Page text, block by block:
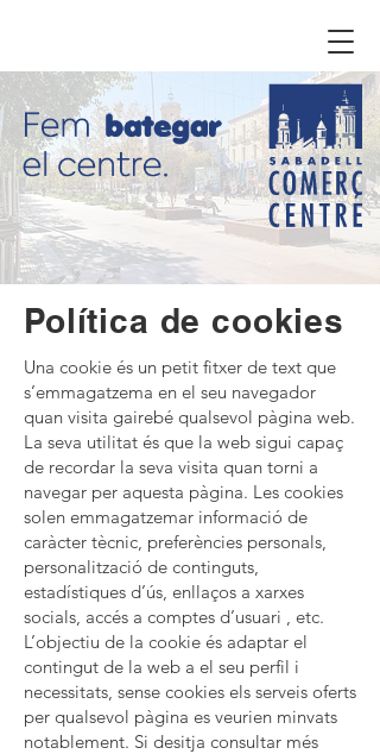
Política de cookies
Una cookie és un petit fitxer de text que
s’emmagatzema en el seu navegador
quan visita gairebé qualsevol pàgina web.
La seva utilitat és que la web sigui capaç
de recordar la seva visita quan torni a
navegar per aquesta pàgina. Les cookies
solen emmagatzemar informació de
caràcter tècnic, preferències personals,
personalització de continguts,
estadístiques d’ús, enllaços a xarxes
socials, accés a comptes d’usuari , etc.
L’objectiu de la cookie és adaptar el
contingut de la web a el seu perfil i
necessitats, sense cookies els serveis oferts
per qualsevol pàgina es veurien minvats
notablement. Si desitja consultar més